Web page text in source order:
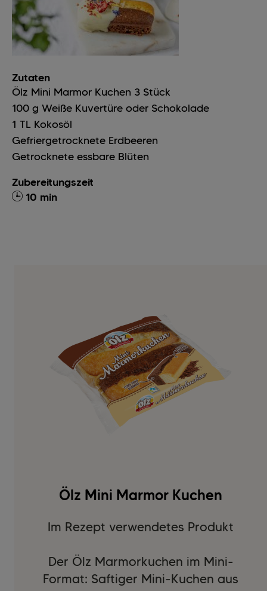
Zutaten
Ölz Mini Marmor Kuchen 3 Stück
100 g Weiße Kuvertüre oder Schokolade
1 TL Kokosöl
Gefriergetrocknete Erdbeeren
Getrocknete essbare Blüten
Zubereitungszeit
10 min
Ölz Mini Marmor Kuchen
Im Rezept verwendetes Produkt
Der Ölz Marmorkuchen im Mini-
Format: Saftiger Mini-Kuchen aus